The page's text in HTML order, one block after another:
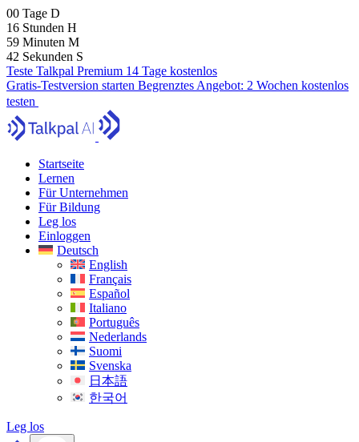
00 Tage D
16 Stunden H
59 Minuten M
40 Sekunden S
Teste Talkpal Premium 14 Tage kostenlos
Gratis-Testversion starten Begrenztes Angebot: 2 Wochen kostenlos
testen
Startseite
Lernen
Für Unternehmen
Für Bildung
Leg los
Einloggen
Deutsch
English
Français
Español
Italiano
Português
Nederlands
Suomi
Svenska
日本語
한국어
Leg los